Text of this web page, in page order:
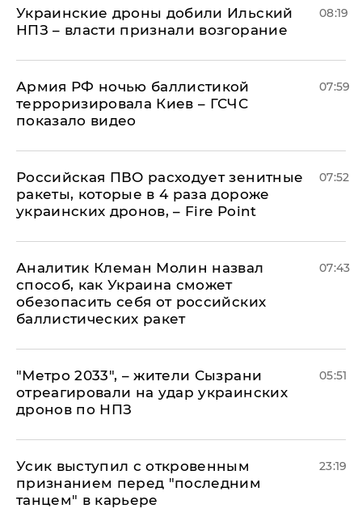
Украинские дроны добили Ильский
НПЗ – власти признали возгорание
08:19
Армия РФ ночью баллистикой
терроризировала Киев – ГСЧС
показало видео
07:59
Российская ПВО расходует зенитные
ракеты, которые в 4 раза дороже
украинских дронов, – Fire Point
07:52
Аналитик Клеман Молин назвал
способ, как Украина сможет
обезопасить себя от российских
баллистических ракет
07:43
"Метро 2033", – жители Сызрани
отреагировали на удар украинских
дронов по НПЗ
05:51
Усик выступил с откровенным
признанием перед "последним
танцем" в карьере
23:19